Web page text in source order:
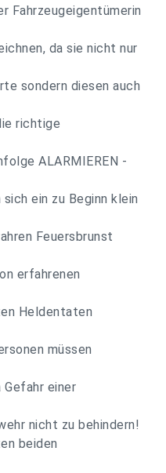
Fahrzeugeigentümerin
da sie nicht nur
sondern diesen auch
richtige
ALARMIEREN -
ein zu Beginn klein
Feuersbrunst
erfahrenen
Heldentaten
müssen
Gefahr einer
nicht zu behindern!
beiden